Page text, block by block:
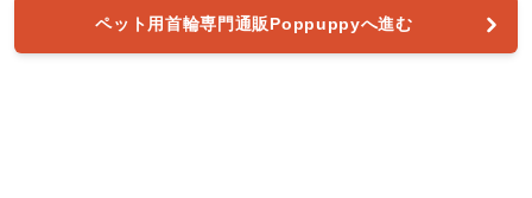
ペット用首輪専門通販Poppuppyへ進む